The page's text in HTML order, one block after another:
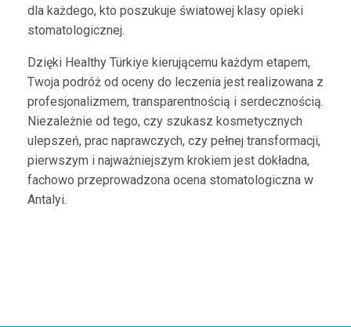
dla każdego, kto poszukuje światowej klasy opieki
stomatologicznej.
Dzięki Healthy Türkiye kierującemu każdym etapem,
Twoja podróż od oceny do leczenia jest realizowana z
profesjonalizmem, transparentnością i serdecznością.
Niezależnie od tego, czy szukasz kosmetycznych
ulepszeń, prac naprawczych, czy pełnej transformacji,
pierwszym i najważniejszym krokiem jest dokładna,
fachowo przeprowadzona ocena stomatologiczna w
Antalyi.